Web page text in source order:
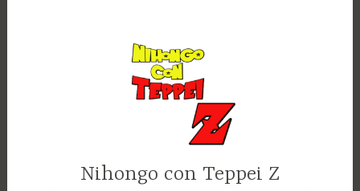
Nihongo con Teppei Z